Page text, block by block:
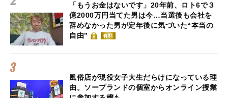
「もうお金はないです」20年前、ロト6で３
億2000万円当てた男は今…当選後も会社を
辞めなかった男が定年後に気づいた“本当の
自由”
有料
風俗店が現役女子大生だらけになっている理
由。ソープランドの個室からオンライン授業